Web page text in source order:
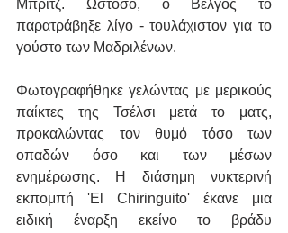
Μπριτζ. Ωστόσο, ο Βέλγος το
παρατράβηξε λίγο - τουλάχιστον για το
γούστο των Μαδριλένων.
Φωτογραφήθηκε γελώντας με μερικούς
παίκτες της Τσέλσι μετά το ματς,
προκαλώντας τον θυμό τόσο των
οπαδών όσο και των μέσων
ενημέρωσης. Η διάσημη νυκτερινή
εκπομπή 'El Chiringuito' έκανε μια
ειδική έναρξη εκείνο το βράδυ